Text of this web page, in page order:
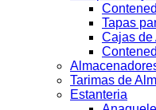
Tapas
Cajas de
Tarimas de
Estanteria